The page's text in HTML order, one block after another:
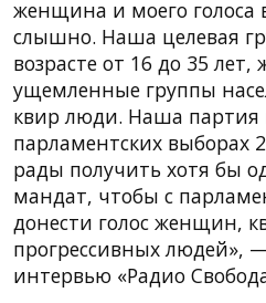
женщина и моего голоса
слышно. Наша целевая
возрасте от 16 до 35
ущемленные группы
квир люди. Наша партия
парламентских выборах
рады получить хотя бы
мандат, чтобы с
донести голос женщин,
прогрессивных людей»,
интервью «Радио